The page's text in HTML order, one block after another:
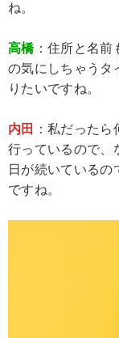
ね。
高橋：住所と名前
の気にしちゃうタ
りたいですね。
内田
：私だった
行っているので、
日が続いているの
ですね。